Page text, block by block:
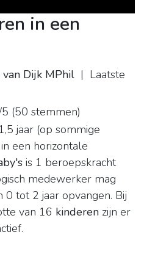
in een
van Dijk MPhil | Laatste
(50 stemmen)
jaar (op sommige
een horizontale
is 1 beroepskracht
medewerker mag
0 tot 2 jaar opvangen. Bij
van 16 kinderen zijn er